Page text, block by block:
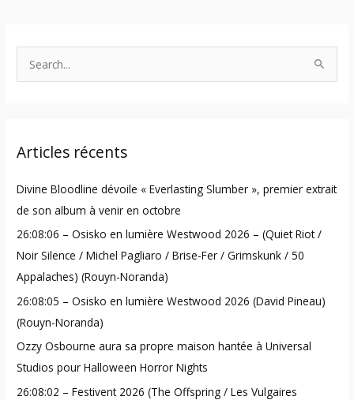
c
f
o
r
:
Articles récents
Divine Bloodline dévoile « Everlasting Slumber », premier extrait
de son album à venir en octobre
26:08:06 – Osisko en lumière Westwood 2026 – (Quiet Riot /
Noir Silence / Michel Pagliaro / Brise-Fer / Grimskunk / 50
Appalaches) (Rouyn-Noranda)
26:08:05 – Osisko en lumière Westwood 2026 (David Pineau)
(Rouyn-Noranda)
Ozzy Osbourne aura sa propre maison hantée à Universal
Studios pour Halloween Horror Nights
26:08:02 – Festivent 2026 (The Offspring / Les Vulgaires